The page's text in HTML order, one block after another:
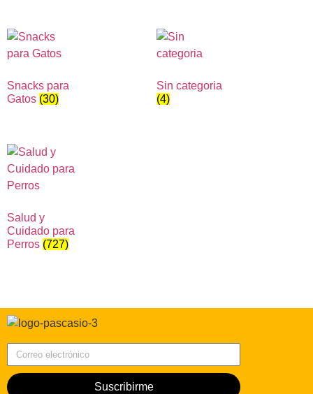
Snacks para
Gatos (30)
Sin categoria
(4)
Salud y
Cuidado para
Perros (727)
Suscribirme